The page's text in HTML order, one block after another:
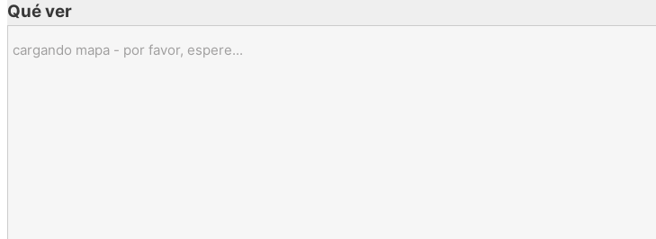
Qué ver
cargando mapa - por favor, espere...